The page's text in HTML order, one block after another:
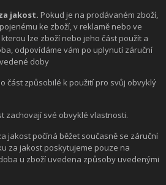
jakost. Pokud je na prodávaném zboží,
ke zboží, v reklamě nebo ve
lze zboží nebo jeho část použít a
odpovídáme vám po uplynutí záruční
doby
část způsobilé k použití pro svůj obvyklý
zachovají své obvyklé vlastnosti.
jakost počíná běžet současně se záruční
za jakost poskytujeme pouze na
u zboží uvedena způsoby uvedenými